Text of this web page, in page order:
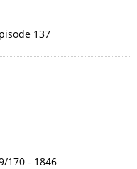
137
170 - 1846